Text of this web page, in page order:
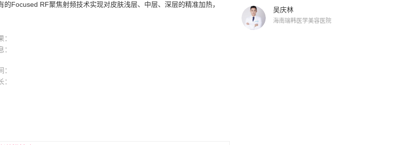
Focused RF聚焦射频技术实现对皮肤浅层、中层、深层的精准加热，
：
：
：
：
吴庆林
海南瑞韩医学美容医院